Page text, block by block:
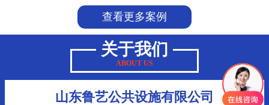
查看更多案例
关于我们
ABOUT US
山东鲁艺公共设施有限公司